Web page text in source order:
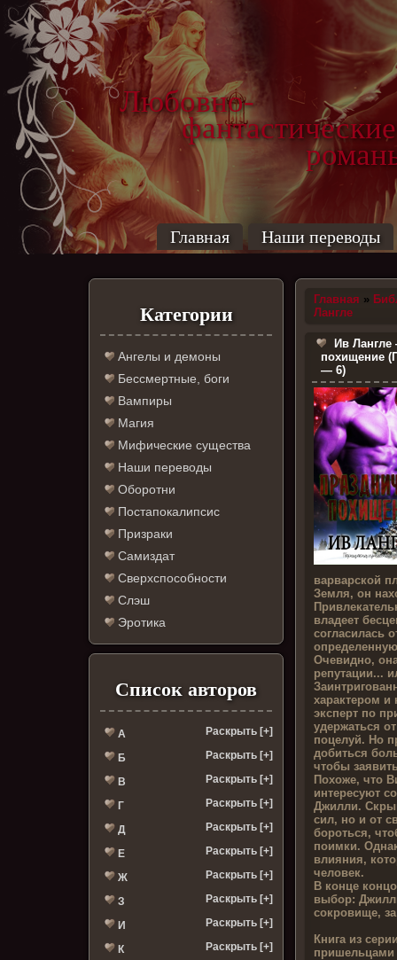
Любовно-
фантастические
Главная Наши переводы
Категории
Ангелы и демоны
Бессмертные, боги
Вампиры
Магия
Мифические существа
Наши переводы
Оборотни
Постапокалипсис
Призраки
Самиздат
Сверхспособности
Слэш
Эротика
Список авторов
А Раскрыть [+]
Б Раскрыть [+]
В Раскрыть [+]
Г Раскрыть [+]
Д Раскрыть [+]
Е Раскрыть [+]
Ж Раскрыть [+]
З Раскрыть [+]
И Раскрыть [+]
К Раскрыть [+]
Главная »
Лангле
Ив
похищение
— 6)
варварской
Земля, он
владеет
согласилась
Очевидно,
репутации...
характером и
эксперт по
удержаться
поцелуй. Но
добиться
чтобы
Похоже, что
интересуют
Джилли.
сил, но и от
бороться,
поимки.
влияния,
человек.
В конце
выбор:
сокровище,
Книга из